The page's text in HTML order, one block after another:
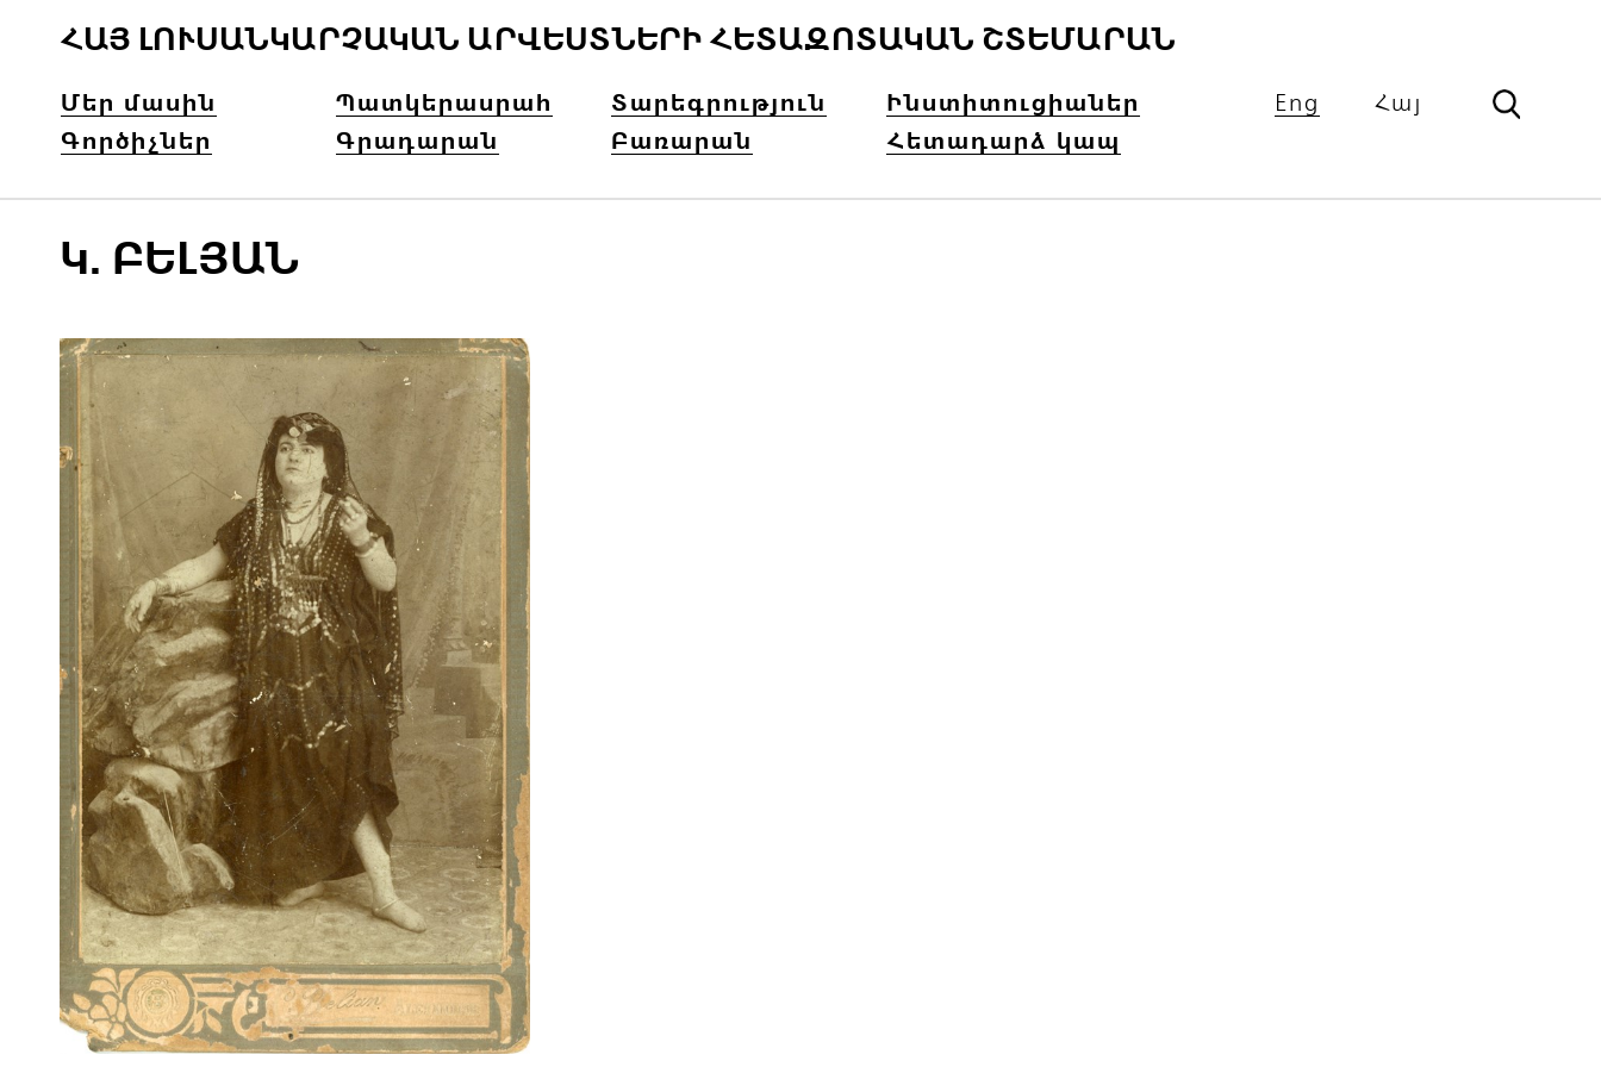
ՀԱՅ ԼՈՒՍԱՆԿԱՐՉԱԿԱՆ ԱՐՎԵՍՏՆԵՐԻ ՀԵՏԱԶՈՏԱԿԱՆ ՇՏԵՄԱՐԱՆ
Մեր մասին Պատկերասրահ Տարեգրություն
Ինստիտուցիաներ
Գործիչներ
Գրադարան Բառարան Հետադարձ կապ
Eng Հայ
Կ. ԲԵԼՅԱՆ